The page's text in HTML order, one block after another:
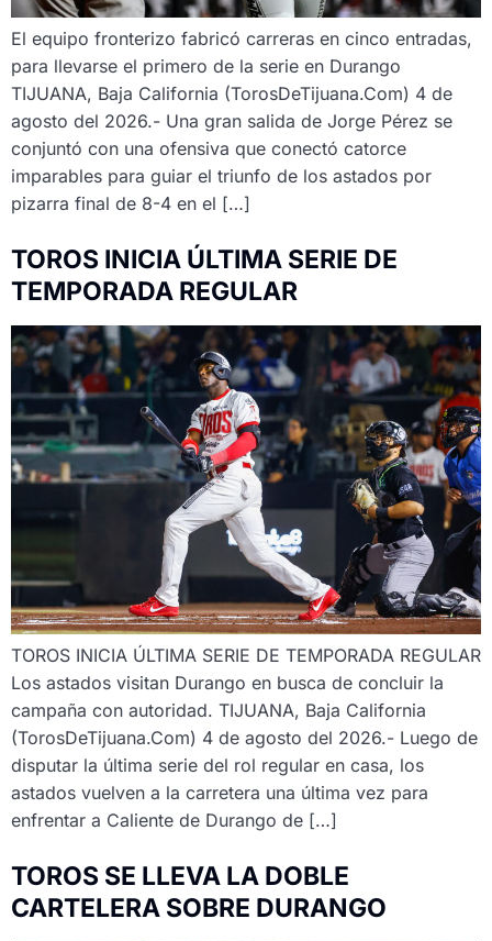
El equipo fronterizo fabricó carreras en cinco entradas,
para llevarse el primero de la serie en Durango
TIJUANA, Baja California (TorosDeTijuana.Com) 4 de
agosto del 2026.- Una gran salida de Jorge Pérez se
conjuntó con una ofensiva que conectó catorce
imparables para guiar el triunfo de los astados por
pizarra final de 8-4 en el […]
TOROS INICIA ÚLTIMA SERIE DE
TEMPORADA REGULAR
TOROS INICIA ÚLTIMA SERIE DE TEMPORADA REGULAR
Los astados visitan Durango en busca de concluir la
campaña con autoridad. TIJUANA, Baja California
(TorosDeTijuana.Com) 4 de agosto del 2026.- Luego de
disputar la última serie del rol regular en casa, los
astados vuelven a la carretera una última vez para
enfrentar a Caliente de Durango de […]
TOROS SE LLEVA LA DOBLE
CARTELERA SOBRE DURANGO